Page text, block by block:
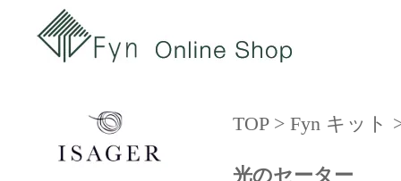
TOP> Fyn キット
光のセーター